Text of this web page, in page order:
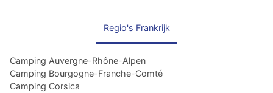
Regio's Frankrijk
Camping Auvergne-Rhône-Alpen
Camping Bourgogne-Franche-Comté
Camping Corsica